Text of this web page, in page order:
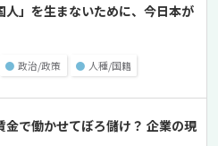
人」を生まないために、今日本が
● 政治/政策 ● 人種/国籍
金で働かせてぼろ儲け？ 企業の現